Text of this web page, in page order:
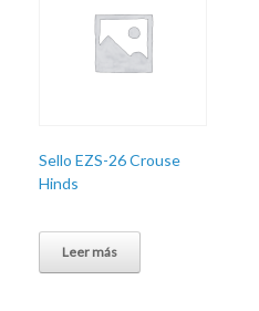
Sello EZS-26 Crouse
Hinds
Leer más